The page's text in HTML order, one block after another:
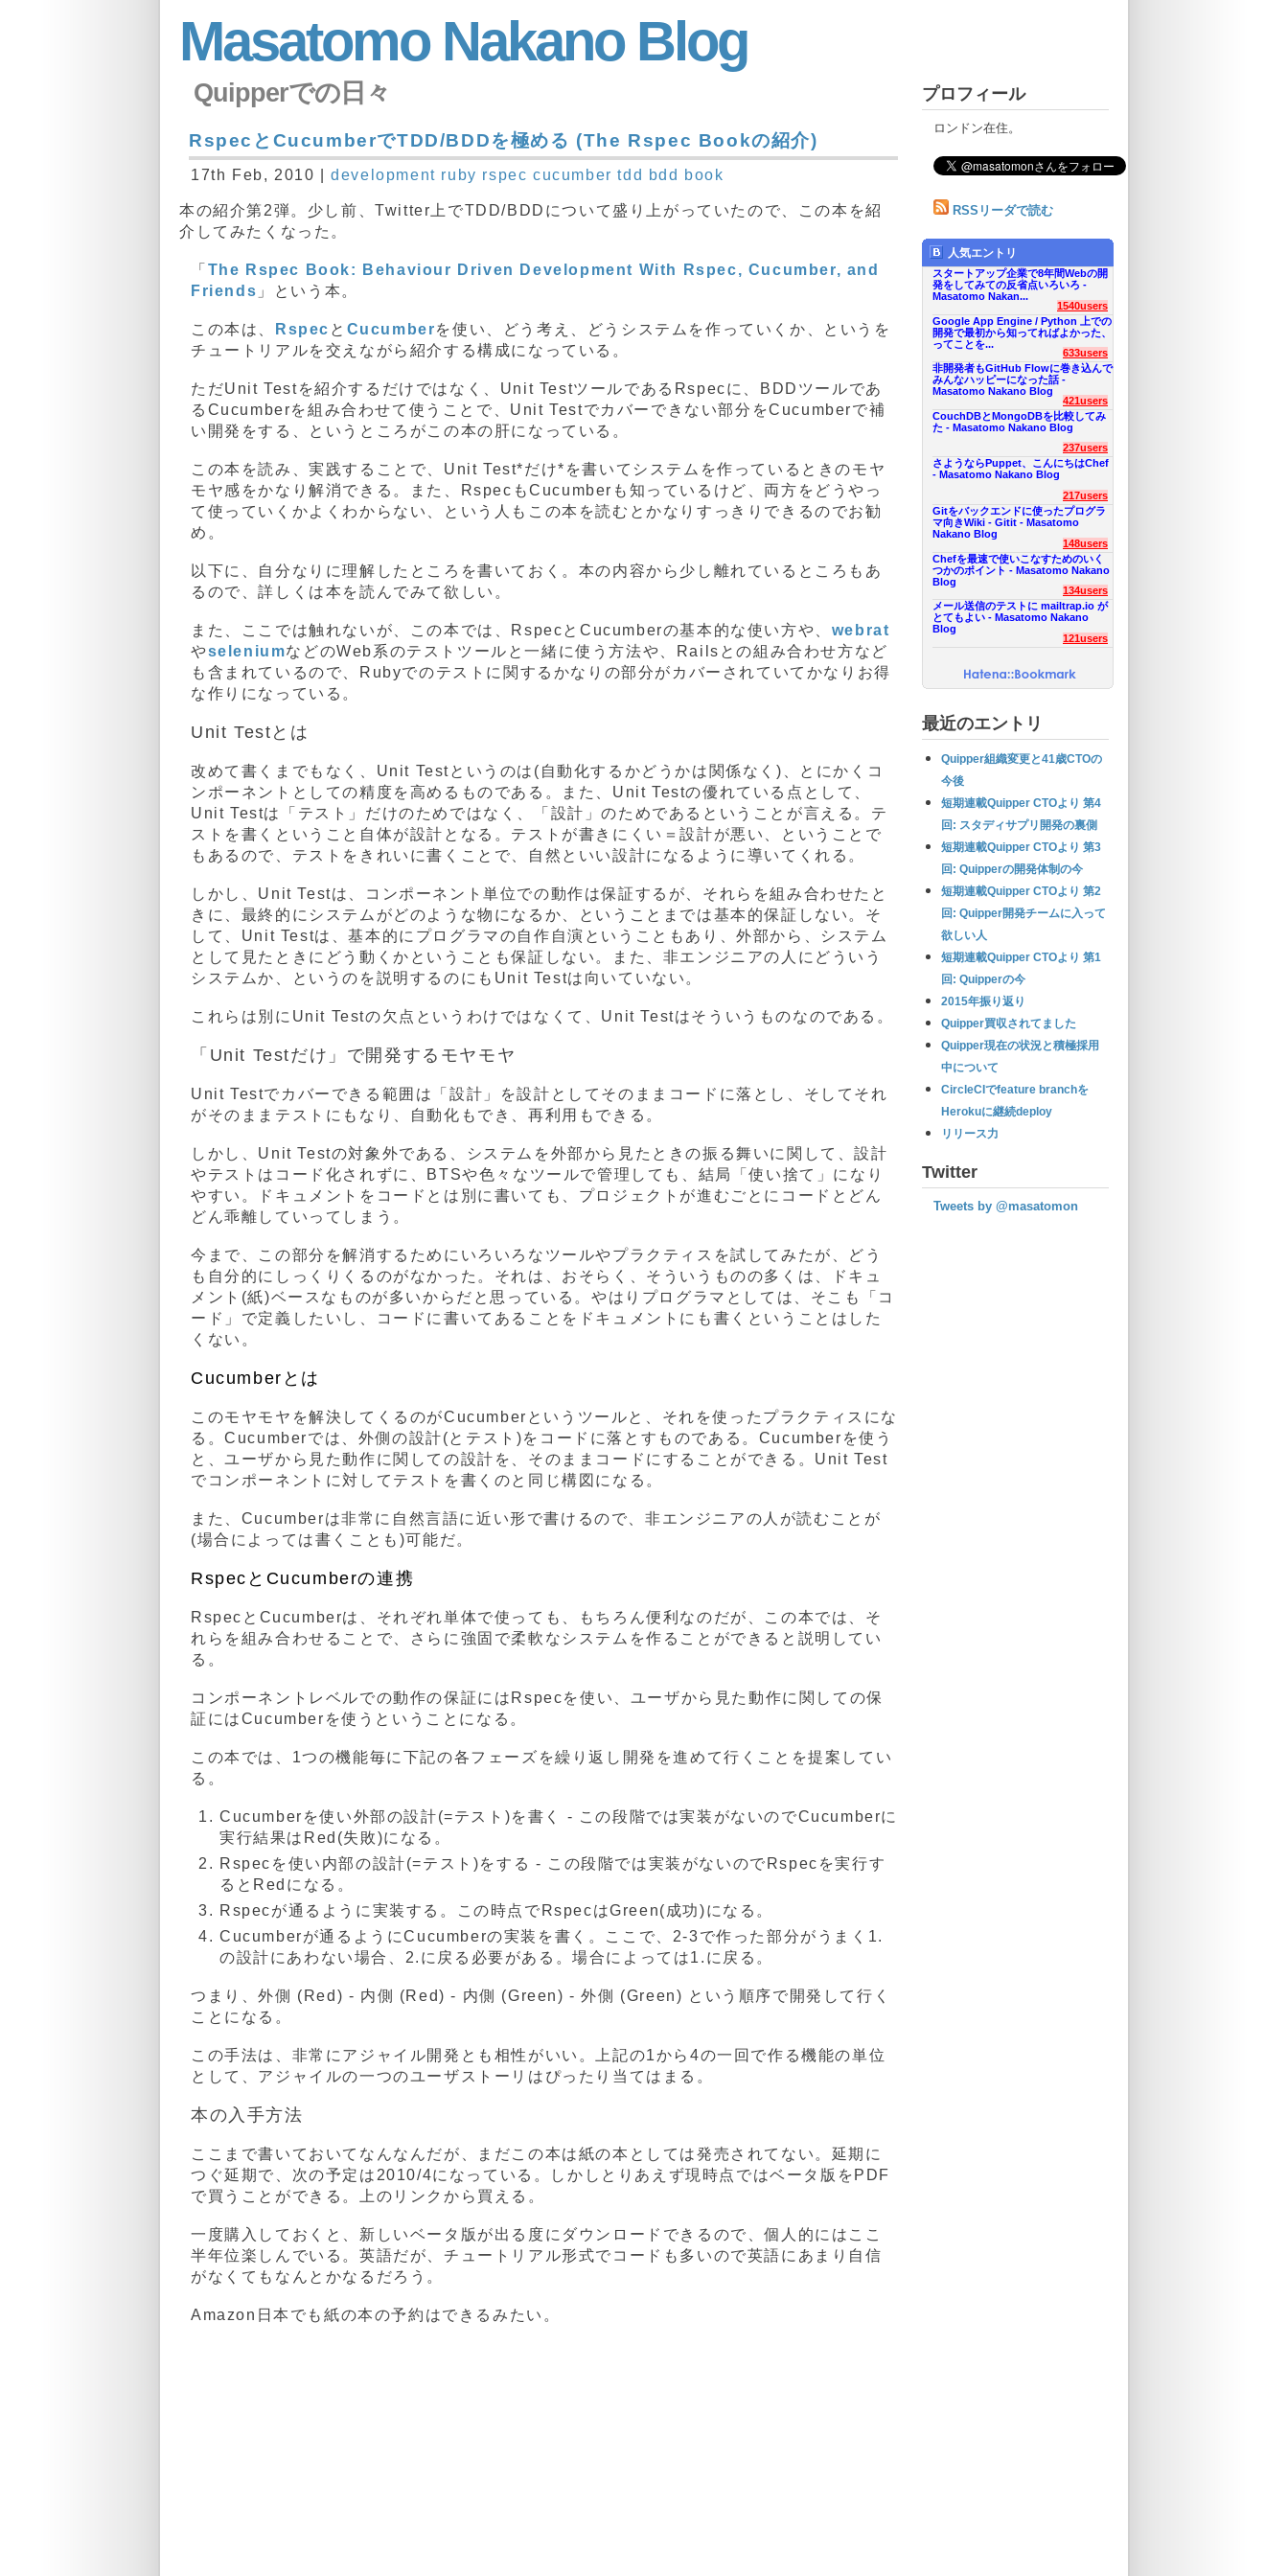
Masatomo Nakano Blog
Quipperでの日々
RspecとCucumberでTDD/BDDを極める (The Rspec Bookの紹介)
17th Feb, 2010 |development ruby rspeccucumbertdd bdd book
本の紹介第2弾。少し前、Twitter上でTDD/BDDについて盛り上がっていたので、この本を紹
介してみたくなった。
「 The Rspec Book: Behaviour Driven Development With Rspec, Cucumber, and
Friends 」という本。
この本は、 Rspec と Cucumberを使い、どう考え、どうシステムを作っていくか、というを
チュートリアルを交えながら紹介する構成になっている。
ただUnit Testを紹介するだけではなく、Unit TestツールであるRspecに、BDDツールであ
るCucumberを組み合わせて使うことで、Unit Testでカバーできない部分をCucumberで補
い開発をする、というところがこの本の肝になっている。
この本を読み、実践することで、Unit Test*だけ*を書いてシステムを作っているときのモヤ
モヤ感をかなり解消できる。また、RspecもCucumberも知っているけど、両方をどうやっ
て使っていくかよくわからない、という人もこの本を読むとかなりすっきりできるのでお勧
め。
以下に、自分なりに理解したところを書いておく。本の内容から少し離れているところもあ
るので、詳しくは本を読んでみて欲しい。
また、ここでは触れないが、この本では、RspecとCucumberの基本的な使い方や、 webrat
やseleniumなどのWeb系のテストツールと一緒に使う方法や、Railsとの組み合わせ方など
も含まれているので、Rubyでのテストに関するかなりの部分がカバーされていてかなりお得
な作りになっている。
Unit Testとは
改めて書くまでもなく、Unit Testというのは(自動化するかどうかは関係なく)、とにかくコ
ンポーネントとしての精度を高めるものである。また、Unit Testの優れている点として、
Unit Testは「テスト」だけのためではなく、「設計」のためであるということが言える。テ
ストを書くということ自体が設計となる。テストが書きにくい＝設計が悪い、ということで
もあるので、テストをきれいに書くことで、自然といい設計になるように導いてくれる。
しかし、Unit Testは、コンポーネント単位での動作は保証するが、それらを組み合わせたと
きに、最終的にシステムがどのような物になるか、ということまでは基本的保証しない。そ
して、Unit Testは、基本的にプログラマの自作自演ということもあり、外部から、システム
として見たときにどう動くかということも保証しない。また、非エンジニアの人にどういう
システムか、というのを説明するのにもUnit Testは向いていない。
これらは別にUnit Testの欠点というわけではなくて、Unit Testはそういうものなのである。
「Unit Testだけ」で開発するモヤモヤ
Unit Testでカバーできる範囲は「設計」を設計としてそのままコードに落とし、そしてそれ
がそのままテストにもなり、自動化もでき、再利用もできる。
しかし、Unit Testの対象外である、システムを外部から見たときの振る舞いに関して、設計
やテストはコード化されずに、BTSや色々なツールで管理しても、結局「使い捨て」になり
やすい。ドキュメントをコードとは別に書いても、プロジェクトが進むごとにコードとどん
どん乖離していってしまう。
今まで、この部分を解消するためにいろいろなツールやプラクティスを試してみたが、どう
も自分的にしっくりくるのがなかった。それは、おそらく、そういうものの多くは、ドキュ
メント(紙)ベースなものが多いからだと思っている。やはりプログラマとしては、そこも「コ
ード」で定義したいし、コードに書いてあることをドキュメントにも書くということはした
くない。
Cucumberとは
このモヤモヤを解決してくるのがCucumberというツールと、それを使ったプラクティスにな
る。Cucumberでは、外側の設計(とテスト)をコードに落とすものである。Cucumberを使う
と、ユーザから見た動作に関しての設計を、そのままコードにすることができる。Unit Test
でコンポーネントに対してテストを書くのと同じ構図になる。
また、Cucumberは非常に自然言語に近い形で書けるので、非エンジニアの人が読むことが
(場合によっては書くことも)可能だ。
RspecとCucumberの連携
RspecとCucumberは、それぞれ単体で使っても、もちろん便利なのだが、この本では、そ
れらを組み合わせることで、さらに強固で柔軟なシステムを作ることができると説明してい
る。
コンポーネントレベルでの動作の保証にはRspecを使い、ユーザから見た動作に関しての保
証にはCucumberを使うということになる。
この本では、1つの機能毎に下記の各フェーズを繰り返し開発を進めて行くことを提案してい
る。
Cucumberを使い外部の設計(=テスト)を書く - この段階では実装がないのでCucumberに
実行結果はRed(失敗)になる。
Rspecを使い内部の設計(=テスト)をする - この段階では実装がないのでRspecを実行す
るとRedになる。
Rspecが通るように実装する。この時点でRspecはGreen(成功)になる。
Cucumberが通るようにCucumberの実装を書く。ここで、2-3で作った部分がうまく1.
の設計にあわない場合、2.に戻る必要がある。場合によっては1.に戻る。
つまり、外側 (Red) - 内側 (Red) - 内側 (Green) - 外側 (Green) という順序で開発して行く
ことになる。
この手法は、非常にアジャイル開発とも相性がいい。上記の1から4の一回で作る機能の単位
として、アジャイルの一つのユーザストーリはぴったり当てはまる。
本の入手方法
ここまで書いておいてなんなんだが、まだこの本は紙の本としては発売されてない。延期に
つぐ延期で、次の予定は2010/4になっている。しかしとりあえず現時点ではベータ版をPDF
で買うことができる。上のリンクから買える。
一度購入しておくと、新しいベータ版が出る度にダウンロードできるので、個人的にはここ
半年位楽しんでいる。英語だが、チュートリアル形式でコードも多いので英語にあまり自信
がなくてもなんとかなるだろう。
Amazon日本でも紙の本の予約はできるみたい。
プロフィール
ロンドン在住。
RSSリーダで読む
人気エントリ
スタートアップ企業で8年間Webの開
発をしてみての反省点いろいろ -
Masatomo Nakan...
1540users
Google App Engine / Python 上での
開発で最初から知ってればよかった、
ってことを...
633users
非開発者もGitHub Flowに巻き込んで
みんなハッピーになった話 -
Masatomo Nakano Blog
421users
CouchDBとMongoDBを比較してみ
た - Masatomo Nakano Blog
237users
さようならPuppet、こんにちはChef
- Masatomo Nakano Blog
217users
Gitをバックエンドに使ったプログラ
マ向きWiki - Gitit - Masatomo
Nakano Blog
148users
Chefを最速で使いこなすためのいく
つかのポイント - Masatomo Nakano
Blog
134users
メール送信のテストに mailtrap.io が
とてもよい - Masatomo Nakano
Blog
121users
最近のエントリ
Quipper組織変更と41歳CTOの
今後
短期連載Quipper CTOより 第4
回: スタディサプリ開発の裏側
短期連載Quipper CTOより 第3
回: Quipperの開発体制の今
短期連載Quipper CTOより 第2
回: Quipper開発チームに入って
欲しい人
短期連載Quipper CTOより 第1
回: Quipperの今
2015年振り返り
Quipper買収されてました
Quipper現在の状況と積極採用
中について
CircleCIでfeature branchを
Herokuに継続deploy
リリース力
Twitter
Tweets by @masatomon